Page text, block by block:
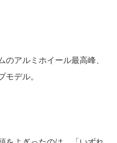
アルミホイール最高峰、
モデル。